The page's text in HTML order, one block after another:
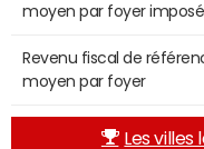
moyen par foyer imposé
Revenu fiscal de
moyen par foyer
Les villes